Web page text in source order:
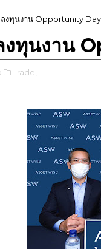
งทุนงาน Opportunity Day
ทุนงาน
Trade,